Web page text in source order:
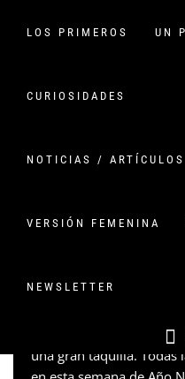
LOS PRIMEROS UN
CURIOSIDADES
NOTICIAS / ARTÍCULOS
VERSIÓN FEMENINA
NEWSLETTER
29 DE ENERO DE
Categoria: CINE /
DE AÑO
noticias y polémicas
una gran taquilla. Todas